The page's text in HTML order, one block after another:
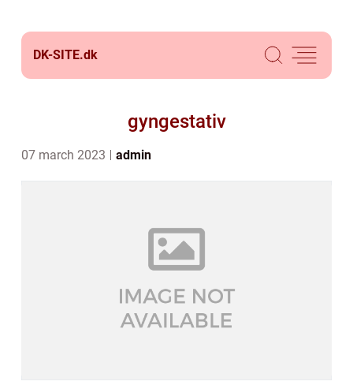
DK-SITE.dk
gyngestativ
07 march 2023 admin